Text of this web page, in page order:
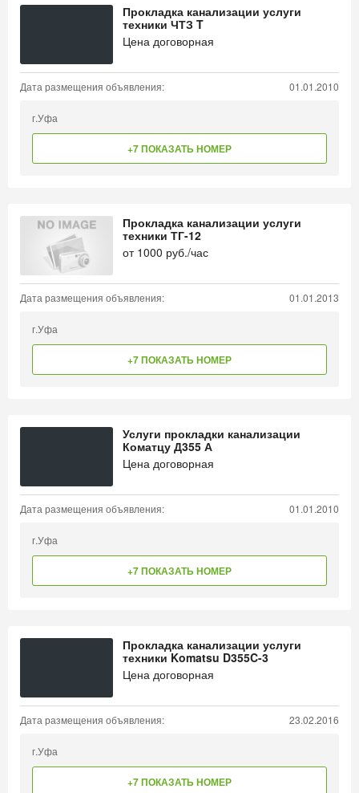
Прокладка канализации услуги
техники ЧТЗ T
Цена договорная
Дата размещения объявления: 01.01.2010
г.Уфа
+7 ПОКАЗАТЬ НОМЕР
Прокладка канализации услуги
техники ТГ-12
от 1000 руб./час
Дата размещения объявления: 01.01.2013
г.Уфа
+7 ПОКАЗАТЬ НОМЕР
Услуги прокладки канализации
Коматцу Д355 А
Цена договорная
Дата размещения объявления: 01.01.2010
г.Уфа
+7 ПОКАЗАТЬ НОМЕР
Прокладка канализации услуги
техники Komatsu D355C-3
Цена договорная
Дата размещения объявления: 23.02.2016
г.Уфа
+7 ПОКАЗАТЬ НОМЕР